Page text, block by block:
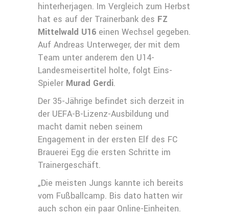
hinterherjagen. Im Vergleich zum Herbst
hat es auf der Trainerbank des FZ
Mittelwald U16 einen Wechsel gegeben.
Auf Andreas Unterweger, der mit dem
Team unter anderem den U14-
Landesmeisertitel holte, folgt Eins-
Spieler Murad Gerdi.
Der 35-Jährige befindet sich derzeit in
der UEFA-B-Lizenz-Ausbildung und
macht damit neben seinem
Engagement in der ersten Elf des FC
Brauerei Egg die ersten Schritte im
Trainergeschäft.
„Die meisten Jungs kannte ich bereits
vom Fußballcamp. Bis dato hatten wir
auch schon ein paar Online-Einheiten.